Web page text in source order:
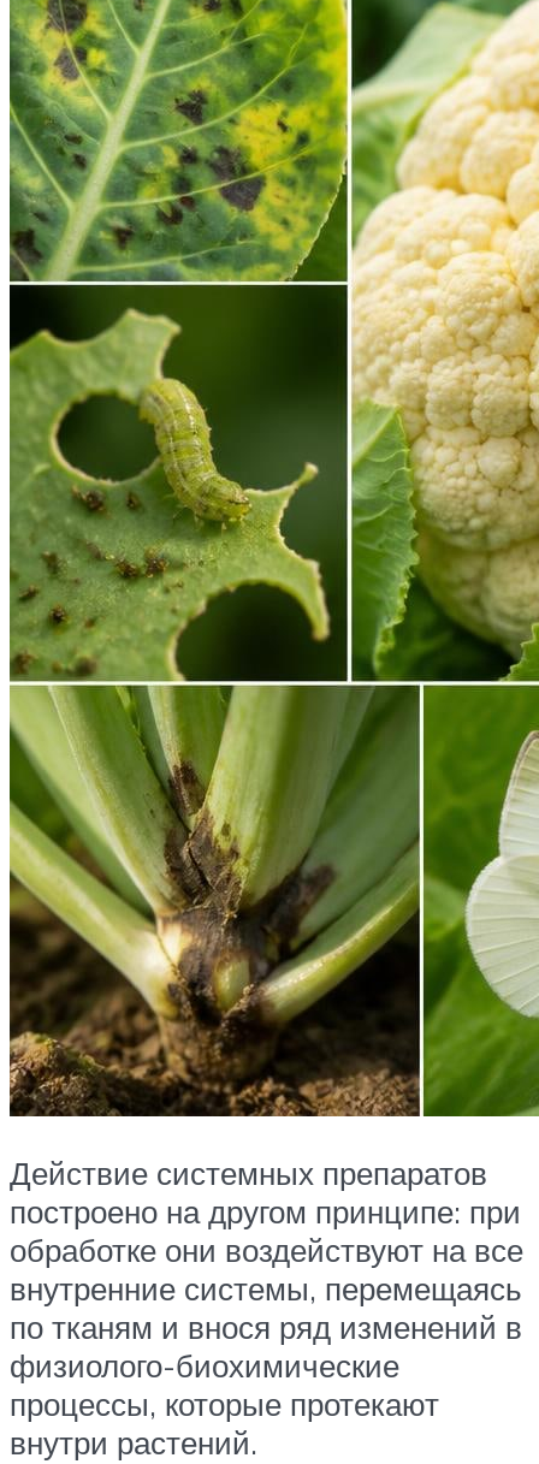
Действие системных препаратов
построено на другом принципе: при
обработке они воздействуют на все
внутренние системы, перемещаясь
по тканям и внося ряд изменений в
физиолого-биохимические
процессы, которые протекают
внутри растений.